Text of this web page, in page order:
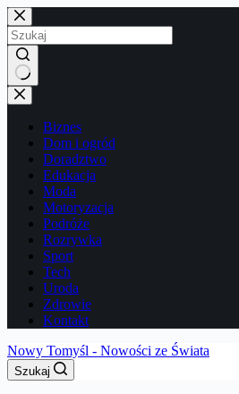
Przejdź
do
treści
Brak
wyników
Biznes
Dom i ogród
Doradztwo
Edukacja
Moda
Motoryzacja
Podróże
Rozrywka
Sport
Tech
Uroda
Zdrowie
Kontakt
Nowy Tomyśl - Nowości ze Świata
Szukaj